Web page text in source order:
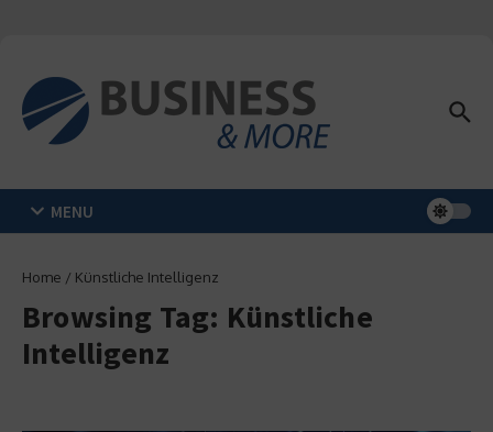
MENU
Home / Künstliche Intelligenz
Browsing Tag: Künstliche
Intelligenz